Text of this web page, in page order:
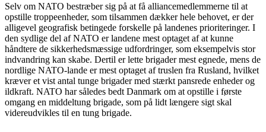
Selv om NATO bestræber sig på at få alliancemedlemmerne til at
opstille troppeenheder, som tilsammen dækker hele behovet, er der
alligevel geografisk betingede forskelle på landenes prioriteringer. I
den sydlige del af NATO er landene mest optaget af at kunne
håndtere de sikkerhedsmæssige udfordringer, som eksempelvis stor
indvandring kan skabe. Dertil er lette brigader mest egnede, mens de
nordlige NATO-lande er mest optaget af truslen fra Rusland, hvilket
kræver et vist antal tunge brigader med stærkt pansrede enheder og
ildkraft. NATO har således bedt Danmark om at opstille i første
omgang en middeltung brigade, som på lidt længere sigt skal
videreudvikles til en tung brigade.